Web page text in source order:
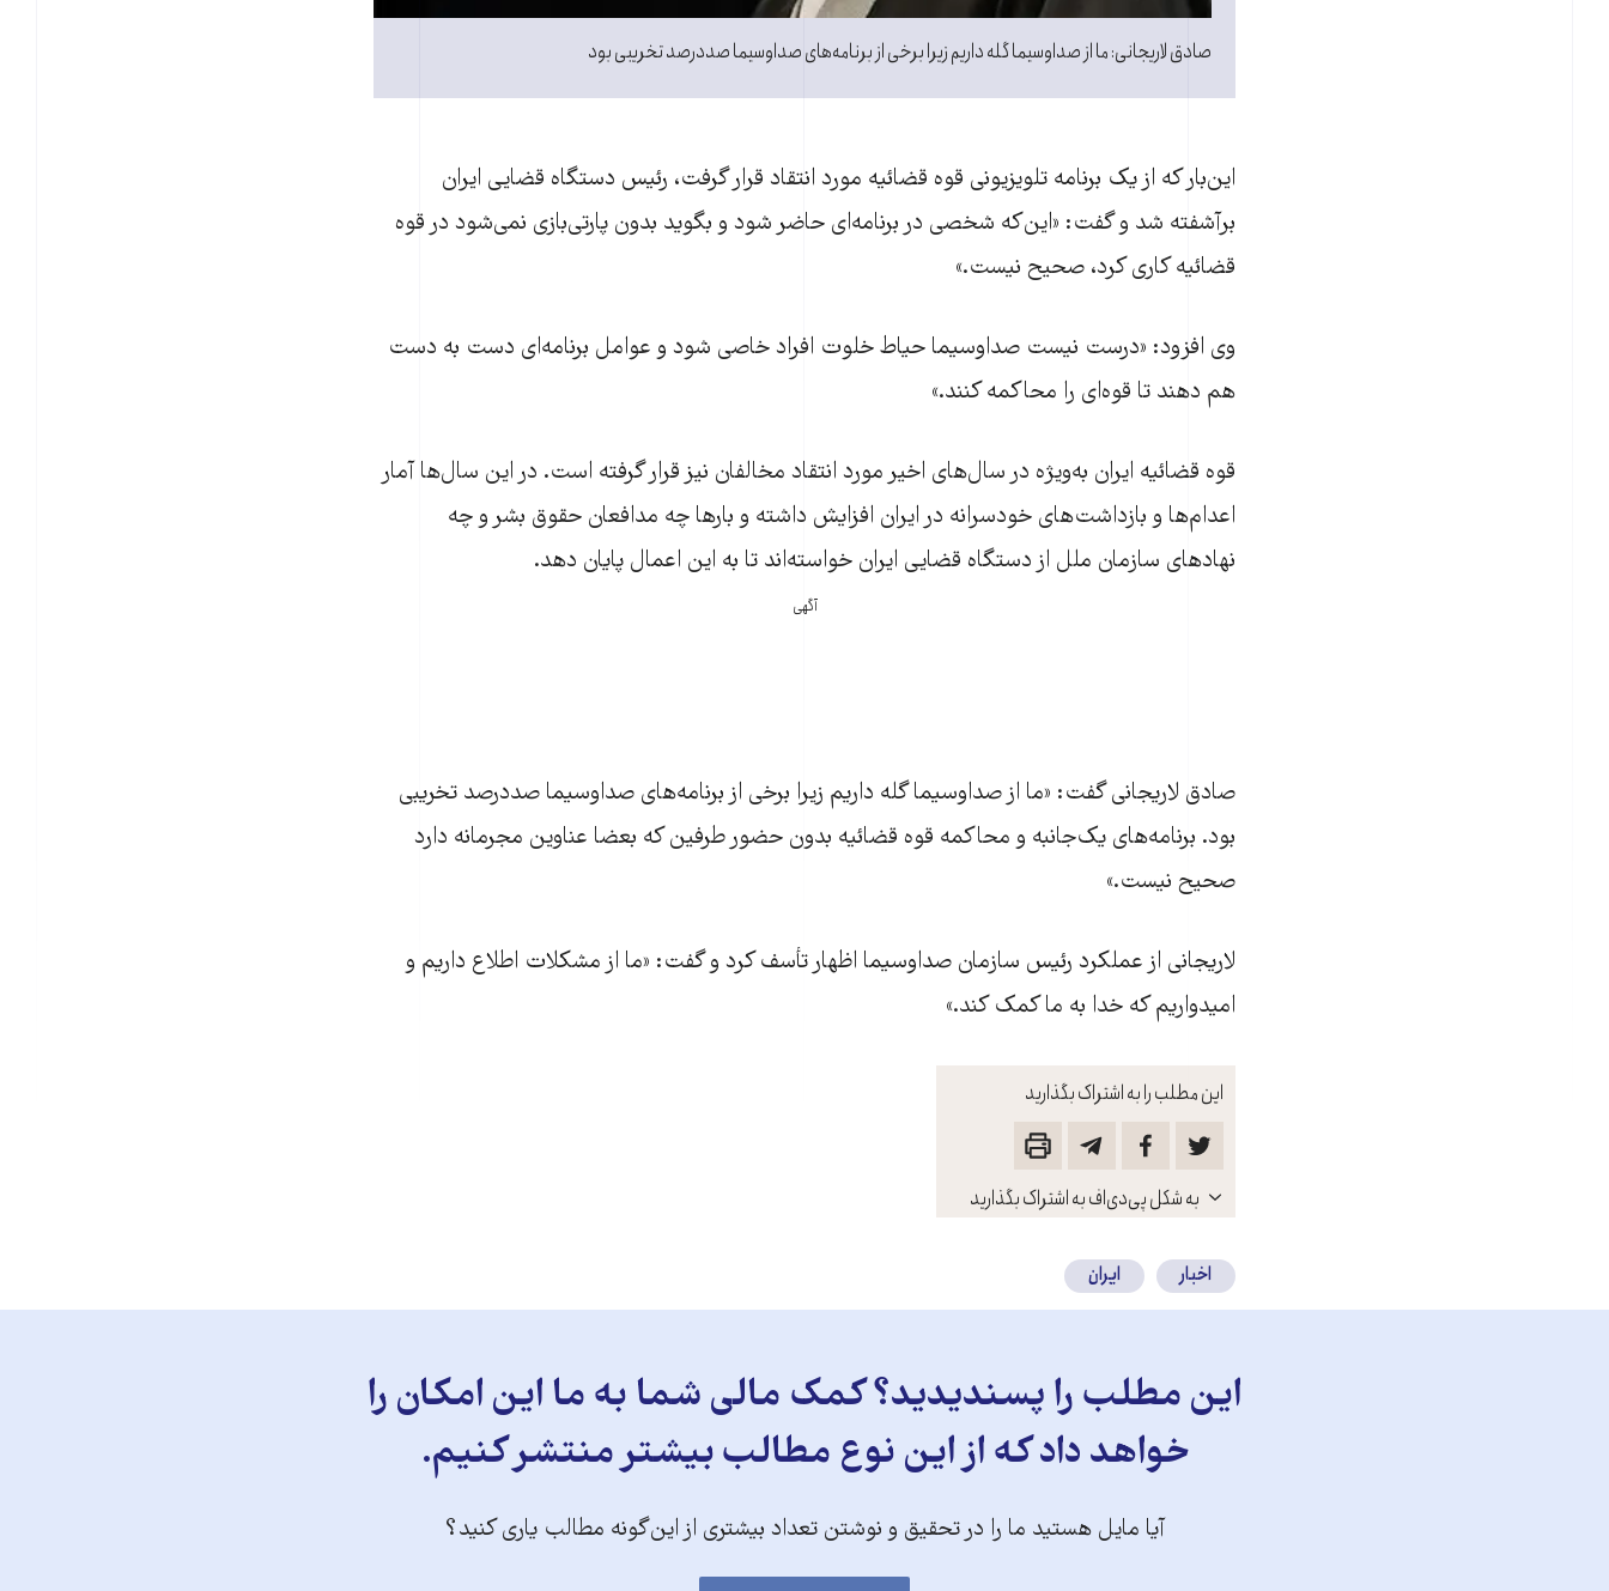
این مطلب را به اشتراک بگذارید
باز
کنید
به شکل پی‌دی‌اف به اشتراک بگذارید
صادق لاريجانی: ما از صداوسيما گله داريم زيرا برخی از برنامه‌های صداوسيما صددرصد تخريبی بود
این‌بار که از یک برنامه تلویزیونی قوه قضائیه مورد انتقاد قرار گرفت، رئيس دستگاه قضايی ایران
برآشفته شد و گفت: «اين‌که شخصی در برنامه‌ای حاضر شود و بگويد بدون پارتی‌بازی نمی‌شود در قوه
قضائيه کاری کرد، صحيح نيست.»
وی افزود: «درست نيست صداوسيما حياط خلوت افراد خاصی شود و عوامل برنامه‌ای دست به دست
هم دهند تا قوه‌ای را محاکمه کنند.»
قوه قضائیه ایران به‌ویژه در سال‌های اخیر مورد انتقاد مخالفان نیز قرار گرفته است. در این سال‌ها آمار
اعدام‌ها و بازداشت‌های خودسرانه در ایران افزایش داشته‌ و بارها چه مدافعان حقوق بشر و چه
نهادهای سازمان ملل از دستگاه قضایی ایران خواسته‌اند تا به این اعمال پایان دهد.
آگهی
صادق لاريجانی گفت: «ما از صداوسيما گله داريم زيرا برخی از برنامه‌های صداوسيما صددرصد تخريبی
بود. برنامه‌های يک‌جانبه و محاکمه قوه قضائيه بدون حضور طرفين که بعضا عناوين مجرمانه دارد
صحيح نيست.»
لاریجانی از عملکرد رئيس سازمان صداوسيما اظهار تأسف کرد و گفت: «ما از مشکلات اطلاع داريم و
اميدواريم که خدا به ما کمک کند.»
اخبار ایران
این مطلب را پسندیدید؟ کمک مالی شما به ما این امکان را
خواهد داد که از این نوع مطالب بیشتر منتشر کنیم.
آیا مایل هستید ما را در تحقیق و نوشتن تعداد بیشتری از این‌گونه مطالب یاری کنید؟